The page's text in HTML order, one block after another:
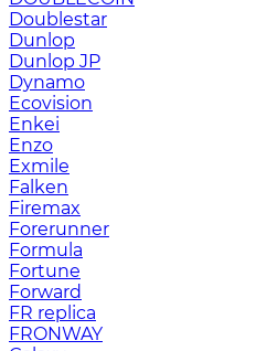
Doublestar
Dunlop
Dunlop JP
Dynamo
Ecovision
Enkei
Enzo
Exmile
Falken
Firemax
Forerunner
Formula
Fortune
Forward
FR replica
FRONWAY